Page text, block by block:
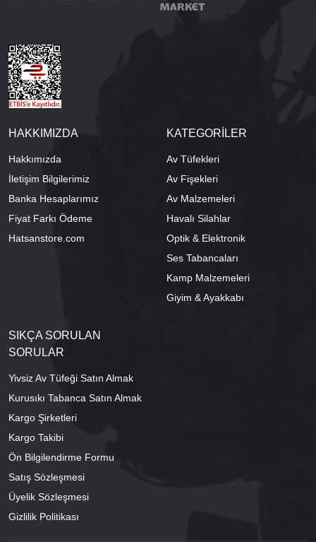
HAKKIMIZDA
Hakkımızda
İletişim Bilgilerimiz
Banka Hesaplarımız
Fiyat Farkı Ödeme
Hatsanstore.com
KATEGORİLER
Av Tüfekleri
Av Fişekleri
Av Malzemeleri
Havalı Silahlar
Optik & Elektronik
Ses Tabancaları
Kamp Malzemeleri
Giyim & Ayakkabı
SIKÇA SORULAN
SORULAR
Yivsiz Av Tüfeği Satın Almak
Kurusıkı Tabanca Satın Almak
Kargo Şirketleri
Kargo Takibi
Ön Bilgilendirme Formu
Satış Sözleşmesi
Üyelik Sözleşmesi
Gizlilik Politikası